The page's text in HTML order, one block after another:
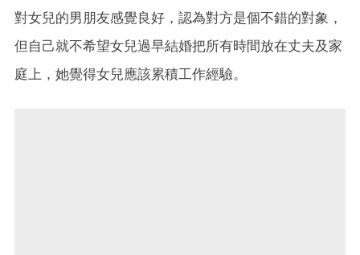
對女兒的男朋友感覺良好，認為對方是個不錯的對象，
但自己就不希望女兒過早結婚把所有時間放在丈夫及家
庭上，她覺得女兒應該累積工作經驗。